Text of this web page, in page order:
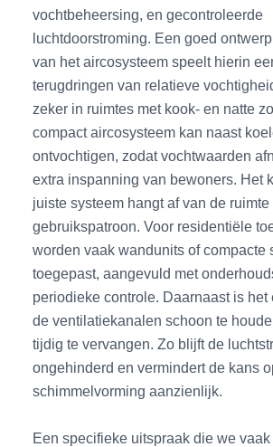
vochtbeheersing, en gecontroleerde
luchtdoorstroming. Een goed
van het aircosysteem speelt hierin
terugdringen van relatieve
zeker in ruimtes met kook- en natte
compact aircosysteem kan naast
ontvochtigen, zodat vochtwaarden
extra inspanning van bewoners. Het
juiste systeem hangt af van de
gebruikspatroon. Voor residentiële
worden vaak wandunits of compacte
toegepast, aangevuld met
periodieke controle. Daarnaast is het
de ventilatiekanalen schoon te
tijdig te vervangen. Zo blijft de
ongehinderd en vermindert de kans
schimmelvorming aanzienlijk.
Een specifieke uitspraak die we